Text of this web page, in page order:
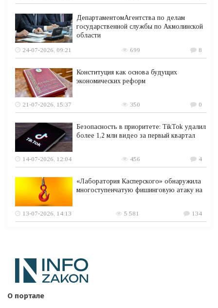
ДепартаментомАгентства по делам
государственной службы по Акмолинской
области
24-07-2026, 09:21
699 8
Конституция как основа будущих
экономических реформ
21-07-2026, 15:37 350 0
Безопасность в приоритете: TikTok удалил
более 1,2 млн видео за первый квартал
14-07-2026, 12:04 456 4
«Лаборатория Касперского» обнаружила
многоступенчатую фишинговую атаку на
13-07-2026, 14:13 5 581 134
О портале